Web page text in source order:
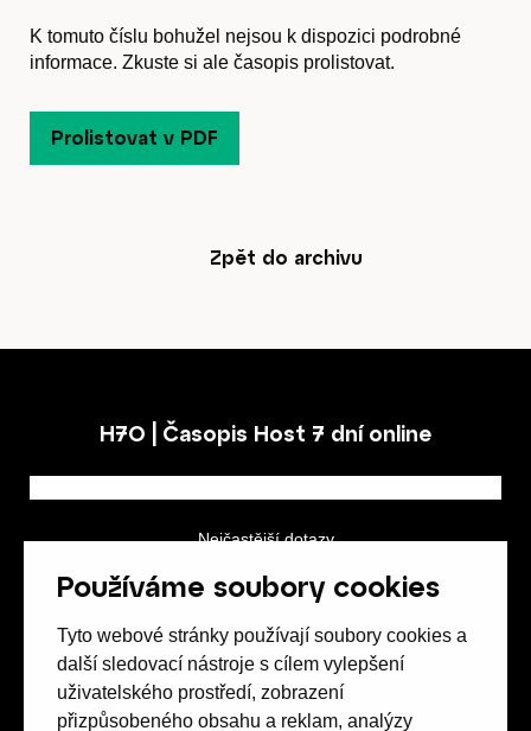
Používáme soubory cookies
Tyto webové stránky používají soubory cookies a
další sledovací nástroje s cílem vylepšení
uživatelského prostředí, zobrazení
přizpůsobeného obsahu a reklam, analýzy
Akce
Kontakt
Předplatné
K tomuto číslu bohužel nejsou k dispozici podrobné
informace. Zkuste si ale časopis prolistovat.
Prolistovat v PDF
Zpět do archivu
H7O | Časopis Host 7 dní online
Nejčastější dotazy
Obchodní podmínky